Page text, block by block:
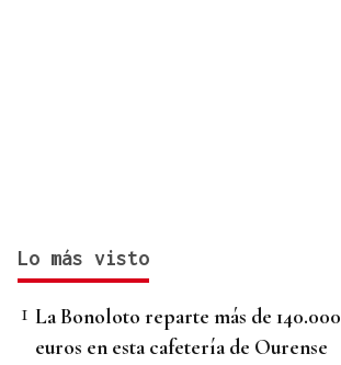
Lo más visto
La Bonoloto reparte más de 140.000
euros en esta cafetería de Ourense